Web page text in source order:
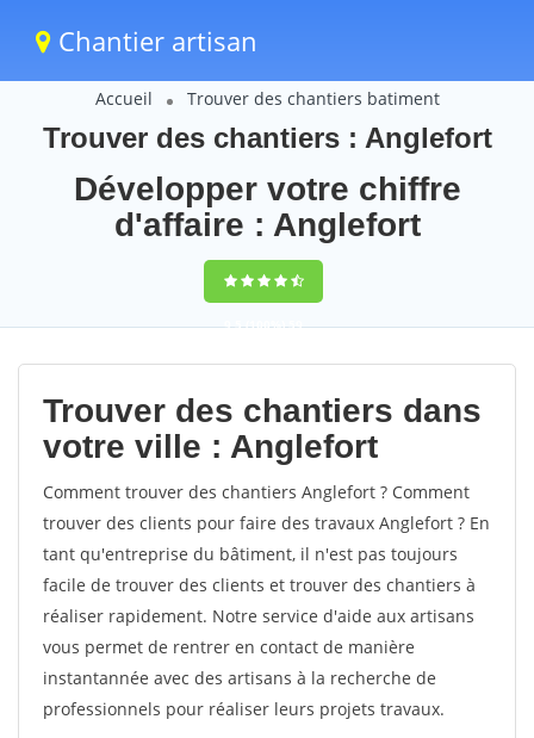
Chantier artisan
Accueil Trouver des chantiers batiment
Trouver des chantiers : Anglefort
Développer votre chiffre
d'affaire : Anglefort
9,5(100%)59
votes
Trouver des chantiers dans
votre ville : Anglefort
Comment trouver des chantiers Anglefort ? Comment
trouver des clients pour faire des travaux Anglefort ? En
tant qu'entreprise du bâtiment, il n'est pas toujours
facile de trouver des clients et trouver des chantiers à
réaliser rapidement. Notre service d'aide aux artisans
vous permet de rentrer en contact de manière
instantannée avec des artisans à la recherche de
professionnels pour réaliser leurs projets travaux.